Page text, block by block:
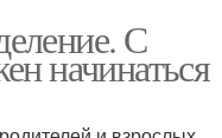
С
начинаться